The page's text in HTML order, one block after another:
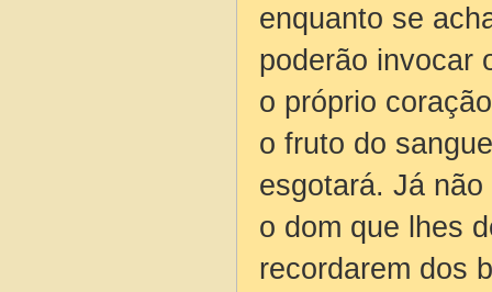
enquanto se
poderão invocar
o próprio
o fruto do
esgotará. Já
o dom que lhes
recordarem dos